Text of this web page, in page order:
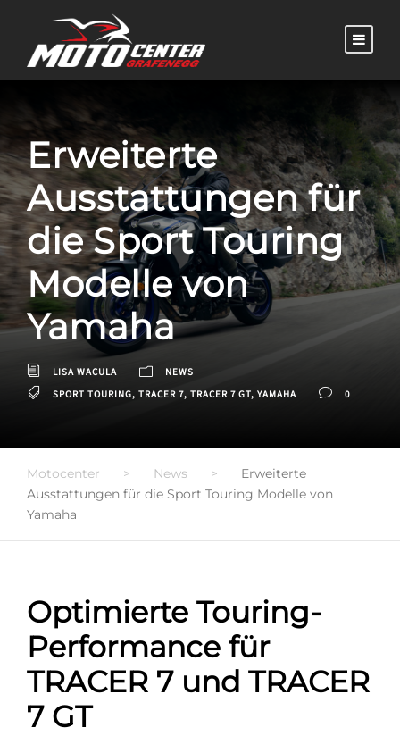
Erweiterte
Ausstattungen für
die Sport Touring
Modelle von
Yamaha
LISA WACULA
NEWS
SPORT TOURING, TRACER 7, TRACER 7 GT, YAMAHA 0
Motocenter > News >
Erweiterte
Ausstattungen für die Sport Touring Modelle von
Yamaha
Optimierte Touring-
Performance für
TRACER 7 und TRACER
7 GT